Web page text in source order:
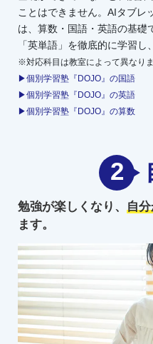
ことはできません。AIタブレ
は、算数・国語・英語の基礎
「英単語」を徹底的に学習し
※対応科目は教室によって異なり
▶個別学習塾『DOJO』の国語
▶個別学習塾『DOJO』の英語
▶個別学習塾『DOJO』の算数
2
勉強が楽しくなり、 自
ます。